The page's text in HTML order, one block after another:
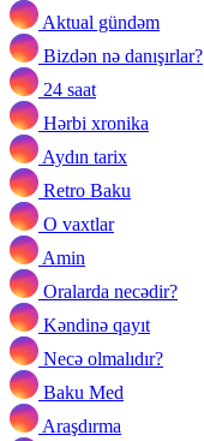
Aktual gündəm
Bizdən nə danışırlar?
24 saat
Hərbi xronika
Aydın tarix
Retro Baku
O vaxtlar
Amin
Oralarda necədir?
Kəndinə qayıt
Necə olmalıdır?
Baku Med
Araşdırma